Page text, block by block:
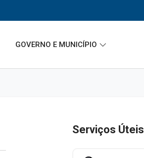
GOVERNO E MUNICÍPIO
Serviços Úteis